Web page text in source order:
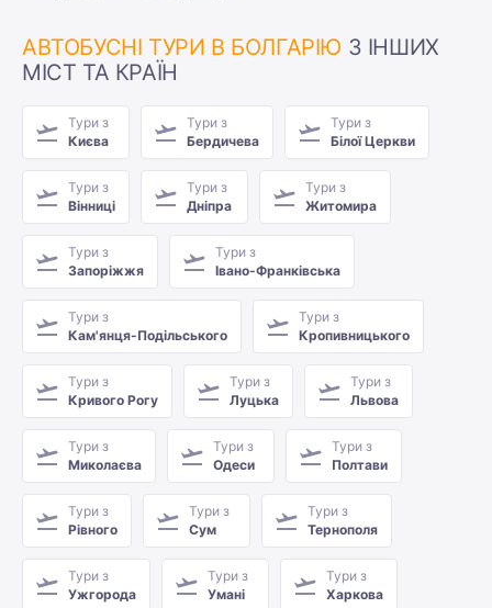
АВТОБУСНІ ТУРИ В БОЛГАРІЮ З ІНШИХ
МІСТ ТА КРАЇН
Тури з
Києва
Тури з
Бердичева
Тури з
Білої Церкви
Тури з
Вінниці
Тури з
Дніпра
Тури з
Житомира
Тури з
Запоріжжя
Тури з
Івано-Франківська
Тури з
Кам'янця-Подільського
Тури з
Кропивницького
Тури з
Кривого Рогу
Тури з
Луцька
Тури з
Львова
Тури з
Миколаєва
Тури з
Одеси
Тури з
Полтави
Тури з
Рівного
Тури з
Сум
Тури з
Тернополя
Тури з
Ужгорода
Тури з
Умані
Тури з
Харкова